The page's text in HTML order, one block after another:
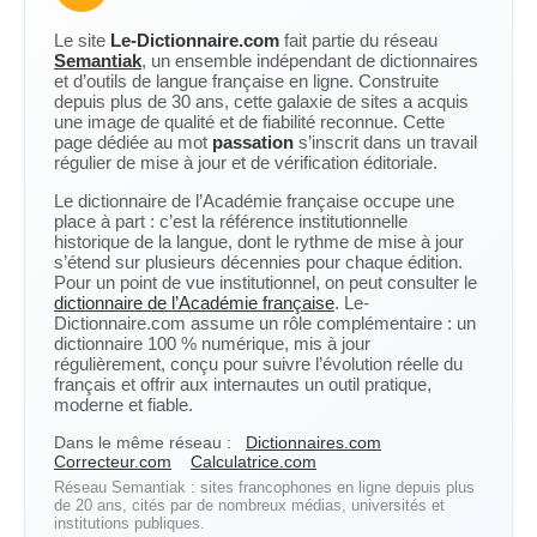
Le site Le-Dictionnaire.com fait partie du réseau
Semantiak, un ensemble indépendant de dictionnaires
et d’outils de langue française en ligne. Construite
depuis plus de 30 ans, cette galaxie de sites a acquis
une image de qualité et de fiabilité reconnue. Cette
page dédiée au mot passation s’inscrit dans un travail
régulier de mise à jour et de vérification éditoriale.
Le dictionnaire de l’Académie française occupe une
place à part : c’est la référence institutionnelle
historique de la langue, dont le rythme de mise à jour
s’étend sur plusieurs décennies pour chaque édition.
Pour un point de vue institutionnel, on peut consulter le
dictionnaire de l’Académie française. Le-
Dictionnaire.com assume un rôle complémentaire : un
dictionnaire 100 % numérique, mis à jour
régulièrement, conçu pour suivre l’évolution réelle du
français et offrir aux internautes un outil pratique,
moderne et fiable.
Dans le même réseau :
Dictionnaires.com
Correcteur.com
Calculatrice.com
Réseau Semantiak : sites francophones en ligne depuis plus
de 20 ans, cités par de nombreux médias, universités et
institutions publiques.